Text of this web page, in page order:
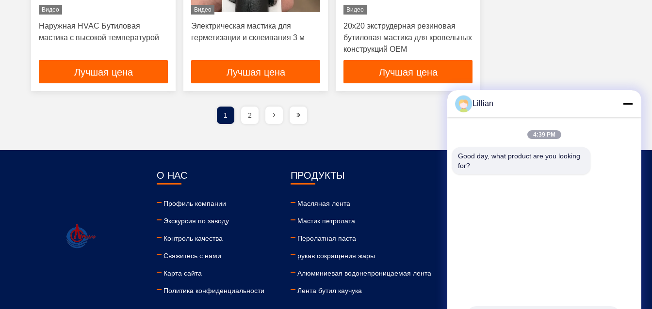
Видео
Наружная HVAC Бутиловая
мастика с высокой температурой
Лучшая цена
Видео
Электрическая мастика для
герметизации и склеивания 3 м
Лучшая цена
Видео
20x20 экструдерная резиновая
бутиловая мастика для кровельных
конструкций OEM
Лучшая цена
1 2
О НАС
Профиль компании
Экскурсия по заводу
Контроль качества
Свяжитесь с нами
Карта сайта
Политика конфиденциальности
ПРОДУКТЫ
Масляная лента
Мастик петролата
Перолатная паста
рукав сокращения жары
Алюминиевая водонепроницаемая лента
Лента бутил каучука
Lillian
4:39 PM
Good day, what product are you looking
for?